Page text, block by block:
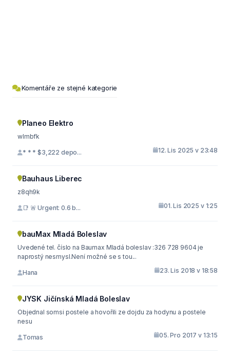
Komentáře ze stejné kategorie
Planeo Elektro
wlmbfk
* * * $3,222 depo... 12. Lis 2025 v 23:48
Bauhaus Liberec
z8qh9k
📑 🚨 Urgent: 0.6 b... 01. Lis 2025 v 1:25
bauMax Mladá Boleslav
Uvedené tel. číslo na Baumax Mladá boleslav :326 728 9604 je
naprostý nesmysl.Není možné se s tou...
Hana 23. Lis 2018 v 18:58
JYSK Jičínská Mladá Boleslav
Objednal somsi postele a hovořili ze dojdu za hodynu a postele
nesu
Tomas 05. Pro 2017 v 13:15